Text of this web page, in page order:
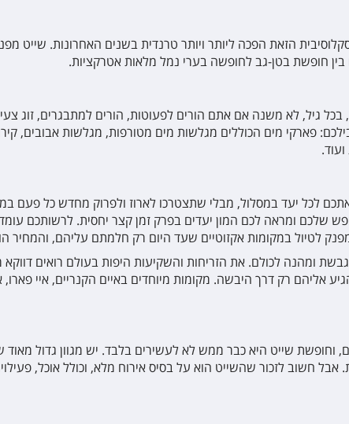
הזאת הפכה ליותר ויותר טרנדית בשנים האחרונות. שייט
בין חופשת בטן-גב לחופשה בערי נמל מלאות אטרקציות.
בכל גיל, לא משנה אם אתם הורים לפעוטות, הורים למתבגרים, זוג
פארקי מים הכוללים מגלשות מים מטורפות, מגלשות אבובים,
.
לכל יעד במסלול, מבלי שתצטרכו לארוז ולפרוק מחדש כל פעם
לטיול במקומות אקזוטיים שעד היום רק חלמתם עליהם,
ומהנה לכולם. את הזריחות והשקיעות היפות בעולם רואים
אליהם רק דרך היבשה. מקומות מיוחדים באיים הקנריים, איי פארו,
שייט היא כבר ממש לא לעשירים בלבד. יש מגוון גדול מאוד
חשוב לזכור שהשייט הוא על בסיס אירוח מלא, וכולל אוכל,